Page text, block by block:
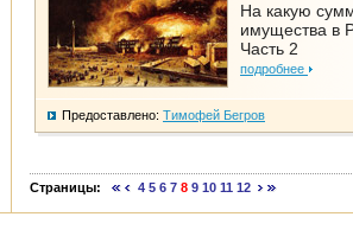
На какую
имущества в
Часть 2
подробнее
Предоставлено: Тимофей Бегров
Страницы: 4 5 6 7 8 9 10 11 12